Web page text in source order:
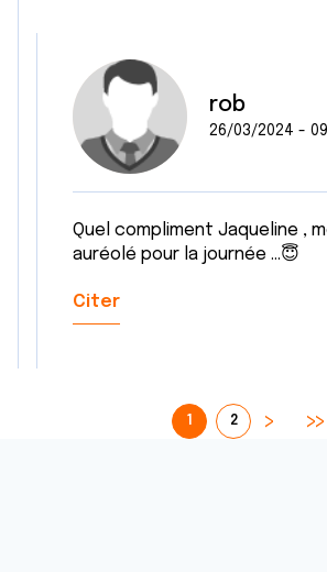
rob
26/03/2024 -
Quel compliment Jaqueline ,
auréolé pour la journée ...😇
Citer
1 2